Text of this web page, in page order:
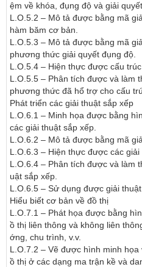
ệm về khóa, đụng độ và giải
L.O.5.2 – Mô tả được bằng mã
hàm băm cơ bản.
L.O.5.3 – Mô tả được bằng mã
phương thức giải quyết đụng độ.
L.O.5.4 – Hiện thực được cấu
L.O.5.5 – Phân tích được và làm
phương thức đã hổ trợ cho cấu
Phát triển các giải thuật sắp xếp
L.O.6.1 – Minh họa được bằng
các giải thuật sắp xếp.
L.O.6.2 – Mô tả được bằng mã
L.O.6.3 – Hiện thực được các giải
L.O.6.4 – Phân tích được và làm
uật sắp xếp.
L.O.6.5 – Sử dụng được giải
Hiểu biết cơ bản về đồ thị
L.O.7.1 – Phát họa được bằng
ồ thị liên thông và không liên
ớng, chu trình, v.v.
L.O.7.2 – Vẽ được hình minh
ồ thị ở các dạng ma trận kề và